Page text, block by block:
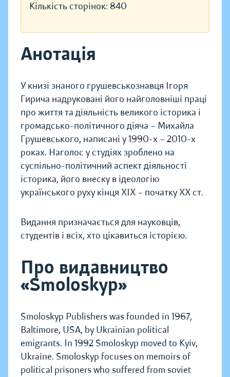
Кількість сторінок: 840
Анотація
У книзі знаного грушевськознавця Ігоря
Гирича надруковані його найголовніші праці
про життя та діяльність великого історика і
громадсько-політичного діяча – Михайла
Грушевського, написані у 1990-х – 2010-х
роках. Наголос у студіях зроблено на
суспільно-політичний аспект діяльності
історика, його внеску в ідеологію
українського руху кінця ХІХ – початку ХХ ст.
Видання призначається для науковців,
студентів і всіх, хто цікавиться історією.
Про видавництво
«Smoloskyp»
Smoloskyp Publishers was founded in 1967,
Baltimore, USA, by Ukrainian political
emigrants. In 1992 Smoloskyp moved to Kyiv,
Ukraine. Smoloskyp focuses on memoirs of
political prisoners who suffered from soviet